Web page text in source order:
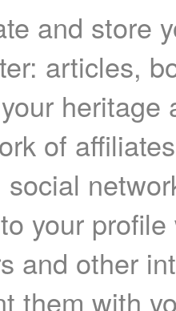
and store
articles,
heritage
of
social
your
and other
them with